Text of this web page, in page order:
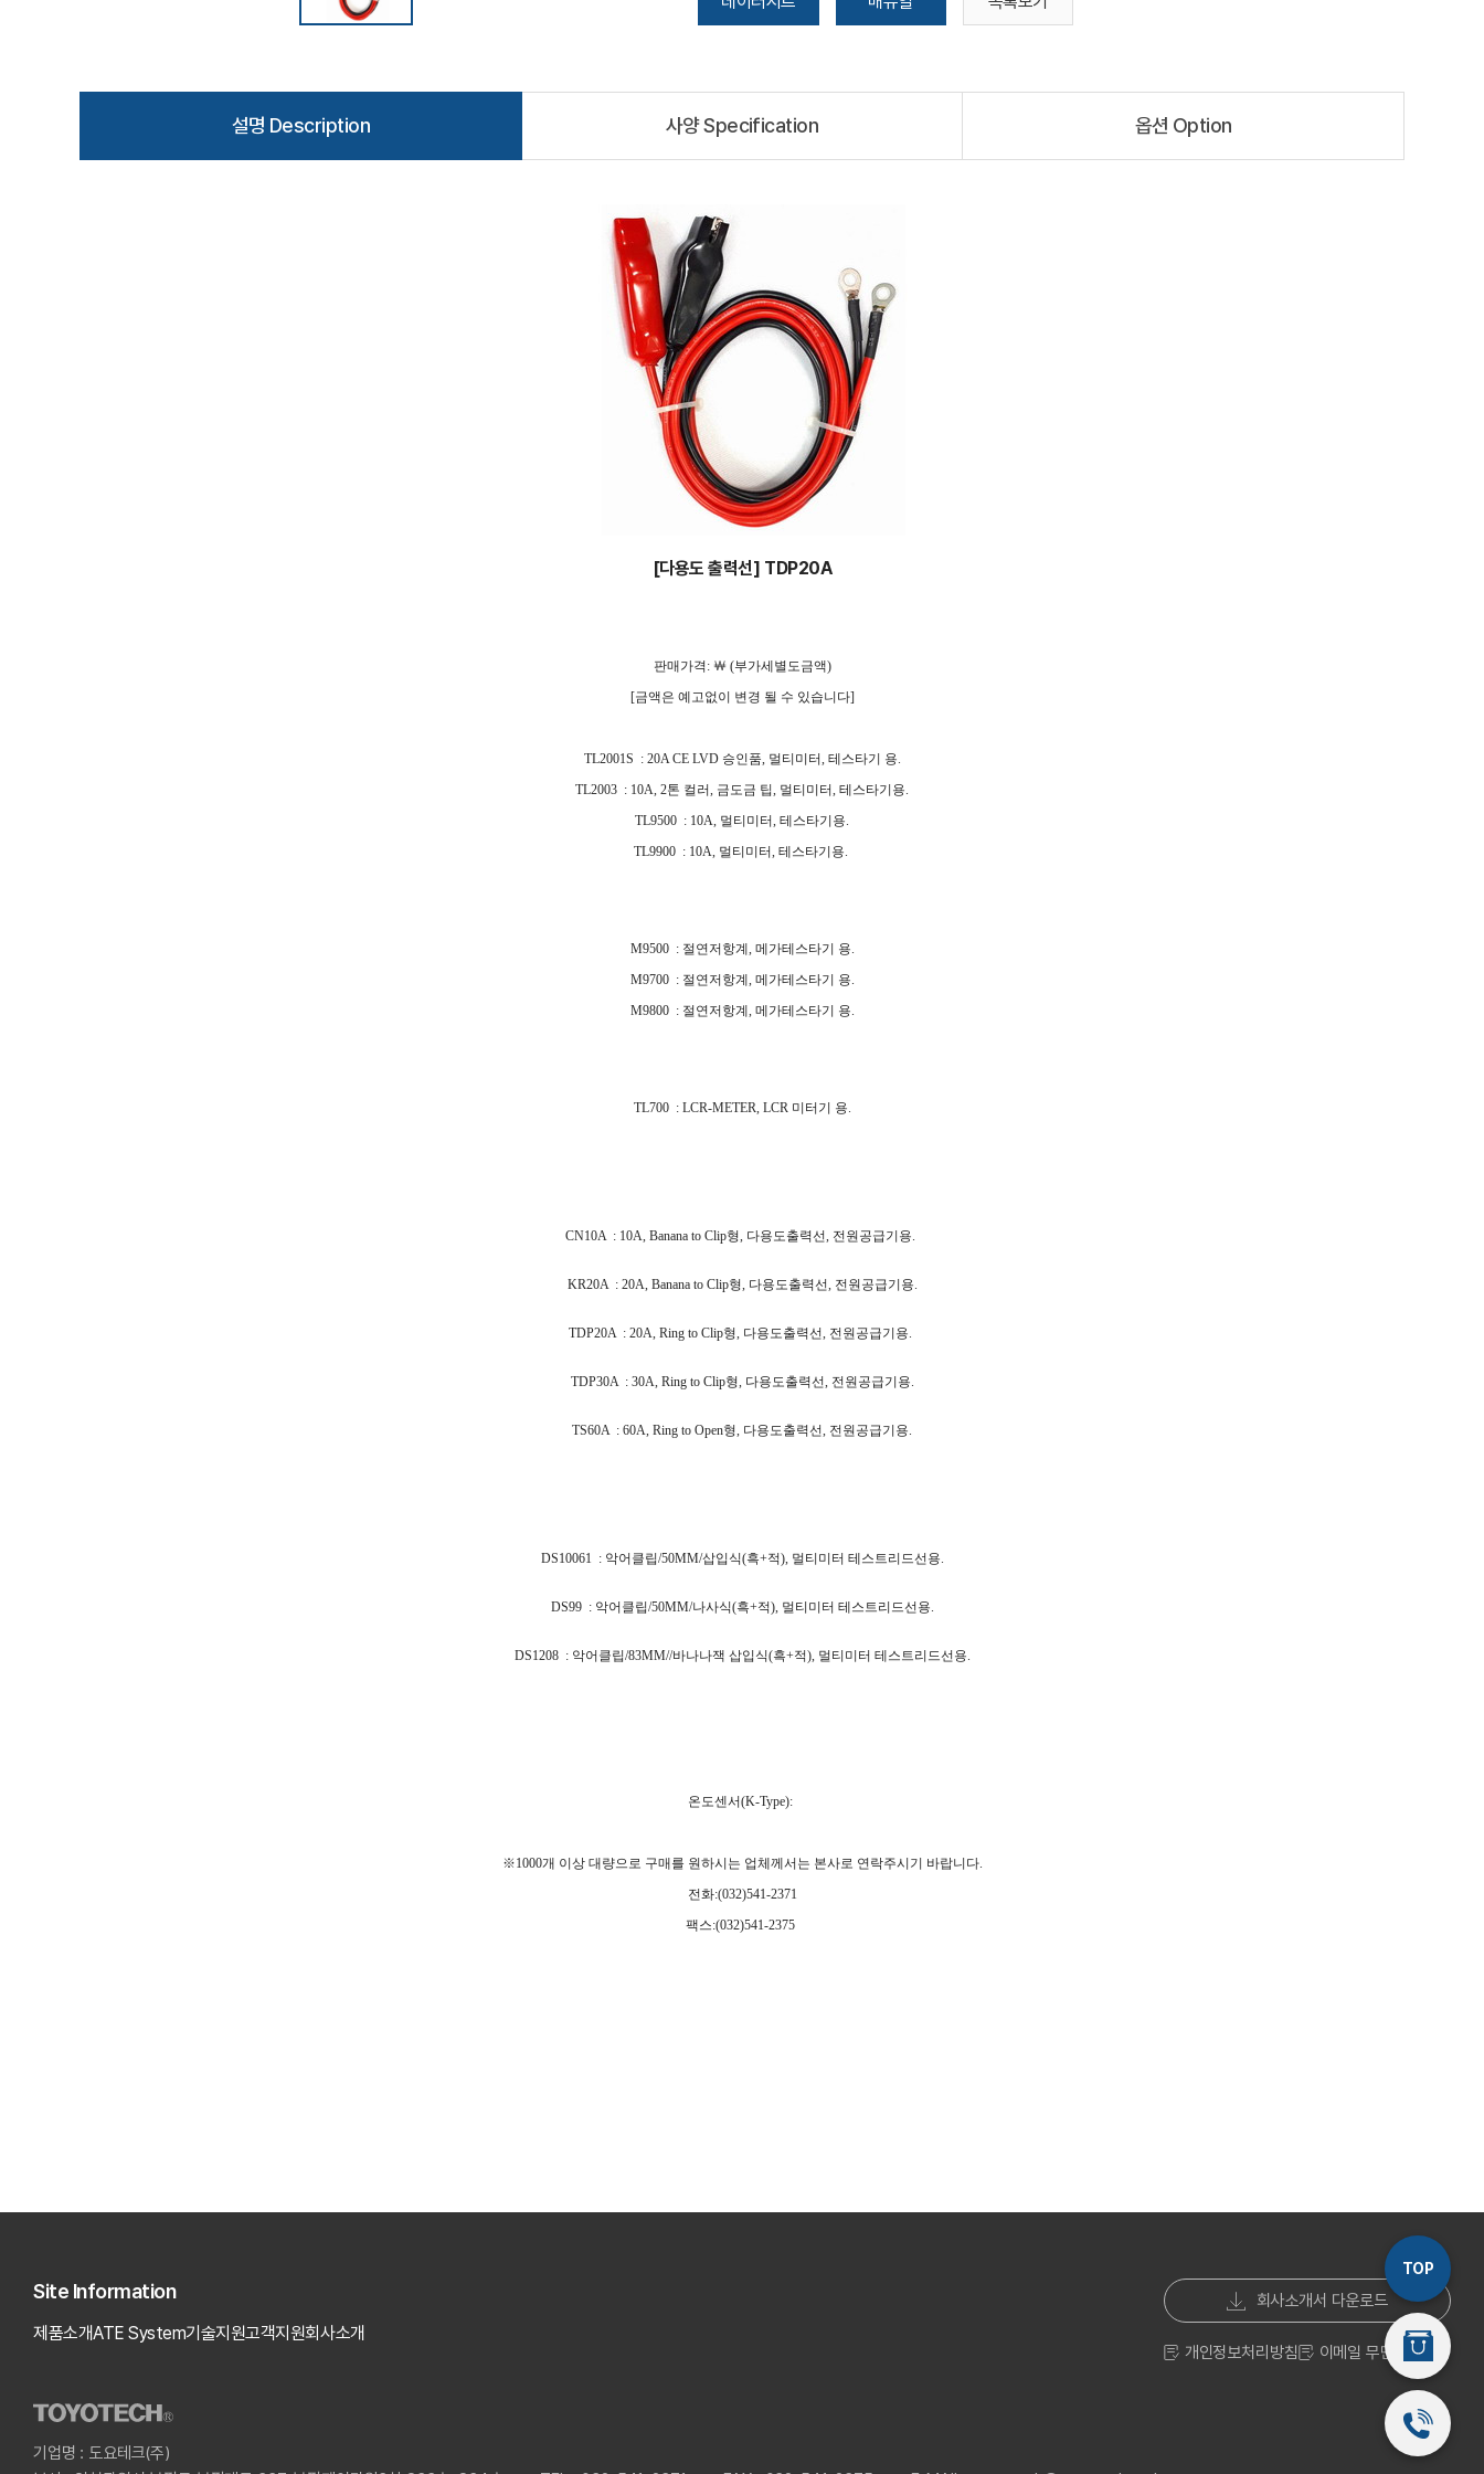
설명 Description 사양 Specification 옵션 Option
[다용도 출력선] TDP20A
판매가격: ￦ (부가세별도금액)
[금액은 예고없이 변경 될 수 있습니다]
TL2001S : 20A CE LVD 승인품, 멀티미터, 테스타기 용.
TL2003 : 10A, 2톤 컬러, 금도금 팁, 멀티미터, 테스타기용.
TL9500 : 10A, 멀티미터, 테스타기용.
TL9900 : 10A, 멀티미터, 테스타기용.
M9500 : 절연저항계, 메가테스타기 용.
M9700 : 절연저항계, 메가테스타기 용.
M9800 : 절연저항계, 메가테스타기 용.
TL700 : LCR-METER, LCR 미터기 용.
CN10A : 10A, Banana to Clip형, 다용도출력선, 전원공급기용.
KR20A : 20A, Banana to Clip형, 다용도출력선, 전원공급기용.
TDP20A : 20A, Ring to Clip형, 다용도출력선, 전원공급기용.
TDP30A : 30A, Ring to Clip형, 다용도출력선, 전원공급기용.
TS60A : 60A, Ring to Open형, 다용도출력선, 전원공급기용.
DS10061 : 악어클립/50MM/삽입식(흑+적), 멀티미터 테스트리드선용.
DS99 : 악어클립/50MM/나사식(흑+적), 멀티미터 테스트리드선용.
DS1208 : 악어클립/83MM//바나나잭 삽입식(흑+적), 멀티미터 테스트리드선용.
온도센서(K-Type):
※1000개 이상 대량으로 구매를 원하시는 업체께서는 본사로 연락주시기 바랍니다.
전화:(032)541-2371
팩스:(032)541-2375
TOP
스마트스토
032-541-
Site Information
제품소개ATE System기술지원고객지원회사소개
회사소개서 다운로드
개인정보처리방침 이메일 무단수집거부
기업명 : 도요테크(주)